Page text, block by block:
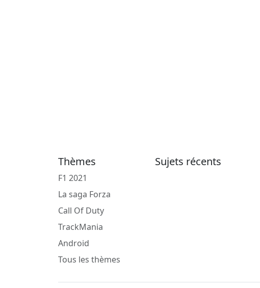
Thèmes
F1 2021
La saga Forza
Call Of Duty
TrackMania
Android
Tous les thèmes
Sujets récents